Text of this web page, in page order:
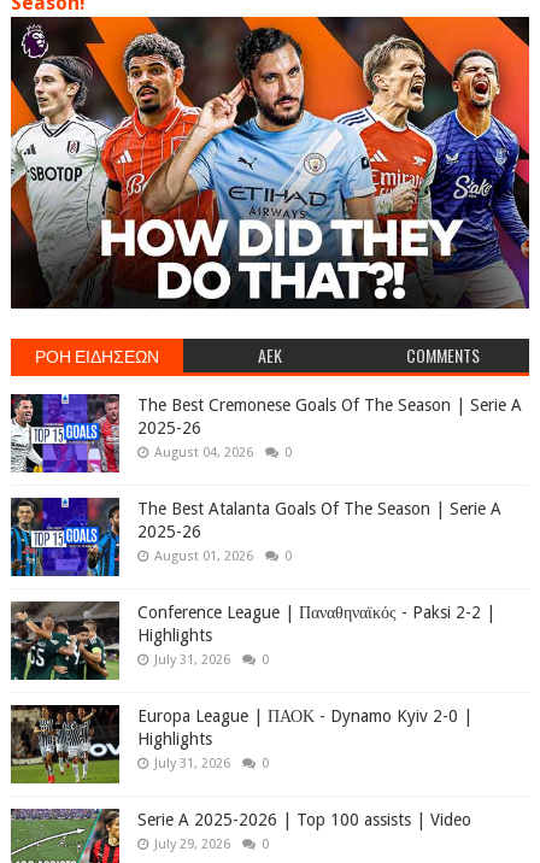
ΡΟΗ ΕΙΔΗΣΕΩΝ AEK COMMENTS
The Best Cremonese Goals Of The Season | Serie A
2025-26
August 04, 2026 0
The Best Atalanta Goals Of The Season | Serie A
2025-26
August 01, 2026 0
Conference League | Παναθηναϊκός - Paksi 2-2 |
Highlights
July 31, 2026 0
Europa League | ΠΑΟΚ - Dynamo Kyiv 2-0 |
Highlights
July 31, 2026 0
Serie A 2025-2026 | Top 100 assists | Video
July 29, 2026 0